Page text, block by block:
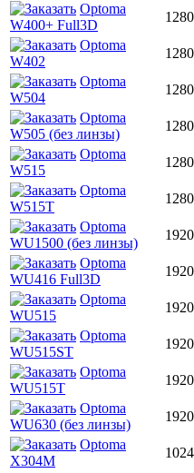
Optoma
W400+ Full3D
Optoma
W402
Optoma
W504
Optoma
W505 (без линзы)
Optoma
W515
Optoma
W515T
Optoma
WU1500 (без линзы)
Optoma
WU416 Full3D
Optoma
WU515
Optoma
WU515ST
Optoma
WU515T
Optoma
WU630 (без линзы)
Optoma
X304M